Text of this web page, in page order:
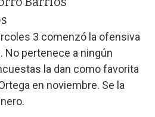
3 comenzó la ofensiva
pertenece a ningún
la dan como favorita
en noviembre. Se la